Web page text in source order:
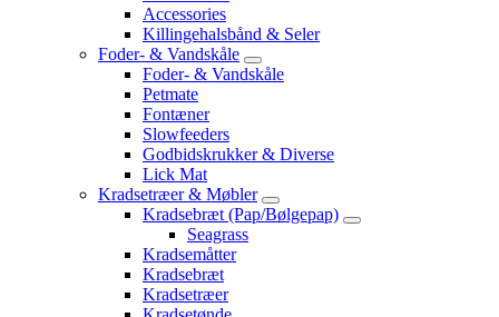
Accessories
Killingehalsbånd & Seler
Foder- & Vandskåle
Foder- & Vandskåle
Petmate
Fontæner
Slowfeeders
Godbidskrukker & Diverse
Lick Mat
Kradsetræer & Møbler
Kradsebræt (Pap/Bølgepap)
Seagrass
Kradsemåtter
Kradsebræt
Kradsetræer